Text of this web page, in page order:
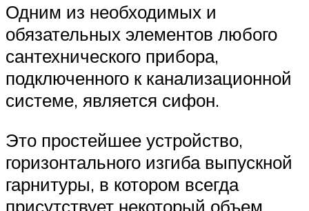
Одним из необходимых и
обязательных элементов любого
сантехнического прибора,
подключенного к канализационной
системе, является сифон.
Это простейшее устройство,
горизонтального изгиба выпускной
гарнитуры, в котором всегда
присутствует некоторый объем